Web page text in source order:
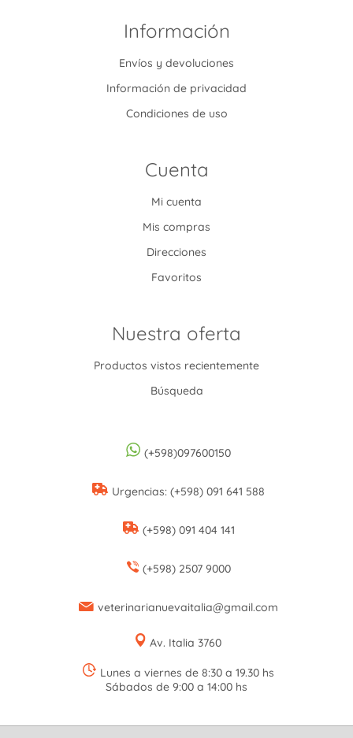
Información
Envíos y devoluciones
Información de privacidad
Condiciones de uso
Cuenta
Mi cuenta
Mis compras
Direcciones
Favoritos
Nuestra oferta
Productos vistos recientemente
Búsqueda
(+598)097600150
Urgencias: (+598) 091 641 588
(+598) 091 404 141
(+598) 2507 9000
veterinarianuevaitalia@gmail.com
Av. Italia 3760
Lunes a viernes de 8:30 a 19.30 hs
Sábados de 9:00 a 14:00 hs